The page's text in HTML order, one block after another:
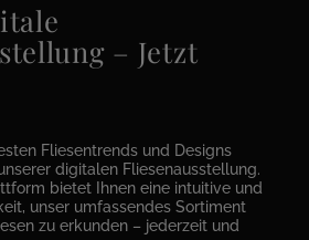
– Jetzt
Fliesentrends und Designs
digitalen Fliesenausstellung.
bietet Ihnen eine intuitive und
unser umfassendes Sortiment
zu erkunden – jederzeit und